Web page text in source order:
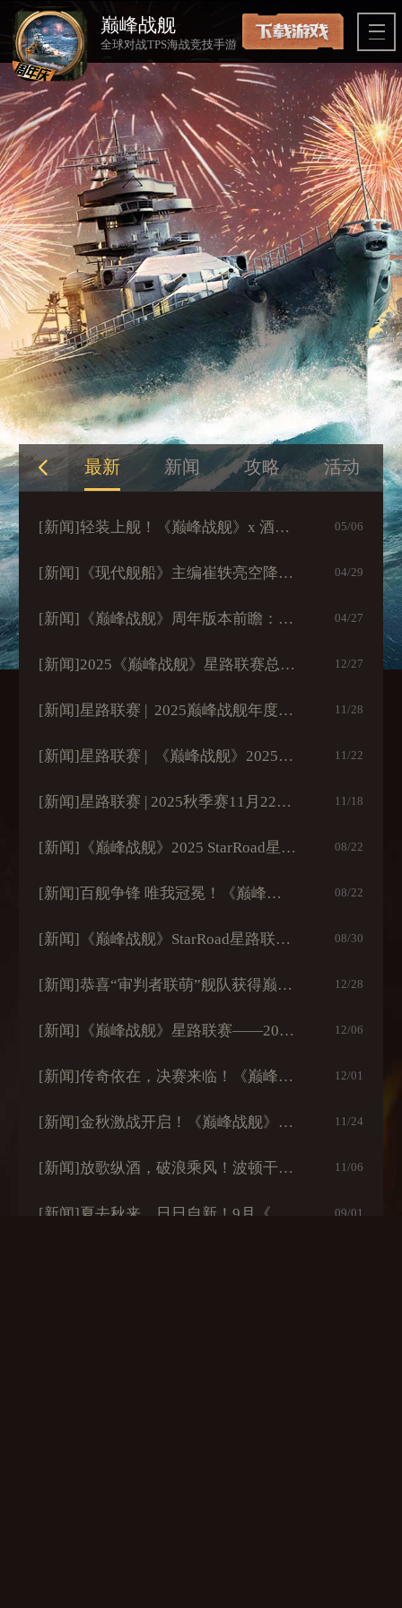
巅峰战舰
全球对战TPS海战竞技手游
最新 新闻 攻略 活动
[新闻] 轻装上舰！《巅峰战舰》x 酒鬼花生十周年限定礼盒开启派送 05/06
[新闻] 《现代舰船》主编崔轶亮空降！一分钟划重点：万吨大驱到底强在哪？ 04/29
[新闻] 《巅峰战舰》周年版本前瞻：大国重器集结，055万吨大驱5.1入列 04/27
[新闻] 2025《巅峰战舰》星路联赛总冠军出炉，中国海军问鼎巅峰！ 12/27
[新闻] 星路联赛 | 2025巅峰战舰年度四强名单出炉！ 11/28
[新闻] 星路联赛 | 《巅峰战舰》2025星路联赛年度双强席位诞生！ 11/22
[新闻] 星路联赛 | 2025秋季赛11月22日开战！8强舰队角逐总决赛双强席位 11/18
[新闻] 《巅峰战舰》2025 StarRoad星路联赛PV今日发布！参与互动赢限定好礼 08/22
[新闻] 百舰争锋 唯我冠冕！《巅峰战舰》2025 StarRoad星路联赛正式启航 08/22
[新闻] 《巅峰战舰》StarRoad星路联赛2024夏季赛圆满落幕，秋季赛即将启航！ 08/30
[新闻] 恭喜“审判者联萌”舰队获得巅峰战舰2023星路联赛年度总冠军！ 12/28
[新闻] 《巅峰战舰》星路联赛——2023全明星赛开启！ 12/06
[新闻] 传奇依在，决赛来临！《巅峰战舰》抖音招募活动福利再加码！ 12/01
[新闻] 金秋激战开启！《巅峰战舰》StarRoad星路联赛2023秋季排位赛即将来袭！ 11/24
[新闻] 放歌纵酒，破浪乘风！波顿干红葡萄酒冠名《巅峰战舰》2023StarRoad星路联赛 11/06
[新闻] 09/01